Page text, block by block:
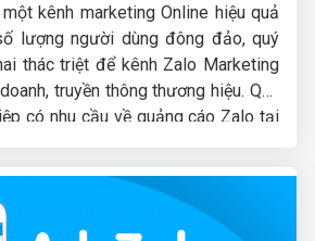
kênh marketing Online hiệu quả
lượng người dùng đông đảo, quý
thác triệt để kênh Zalo Marketing
truyền thông thương hiệu. Quý
có nhu cầu về quảng cáo Zalo tại